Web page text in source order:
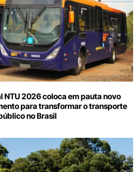
NTU 2026 coloca em pauta novo
para transformar o transporte
no Brasil